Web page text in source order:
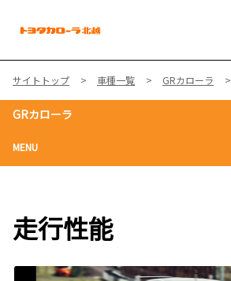
サイトトップ 車種一覧 GRカローラ
GRカローラ
MENU
走行性能